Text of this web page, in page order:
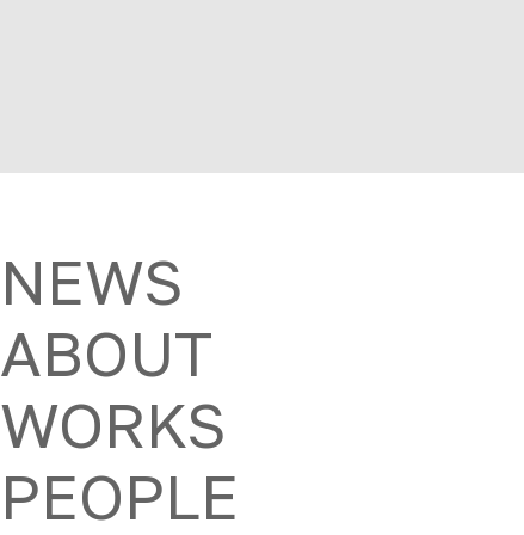
NEWS
ABOUT
WORKS
PEOPLE